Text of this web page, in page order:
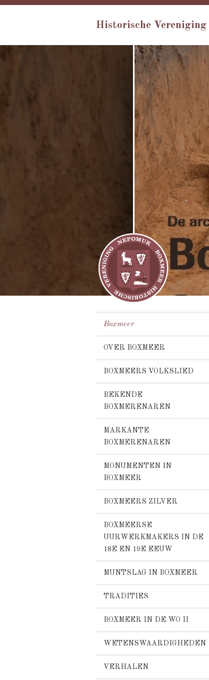
Historische Vereniging
Boxmeer
OVER BOXMEER
BOXMEERS VOLKSLIED
BEKENDE
BOXMERENAREN
MARKANTE
BOXMERENAREN
MONUMENTEN IN
BOXMEER
BOXMEERS ZILVER
BOXMEERSE
UURWERKMAKERS IN DE
18E EN 19E EEUW
MUNTSLAG IN BOXMEER
TRADITIES
BOXMEER IN DE WO II
WETENSWAARDIGHEDEN
VERHALEN